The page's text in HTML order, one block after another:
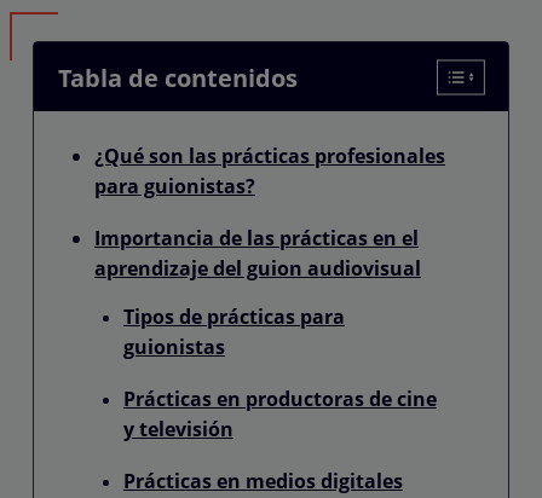
Tabla de contenidos
¿Qué son las prácticas profesionales
para guionistas?
Importancia de las prácticas en el
aprendizaje del guion audiovisual
Tipos de prácticas para
guionistas
Prácticas en productoras de cine
y televisión
Prácticas en medios digitales